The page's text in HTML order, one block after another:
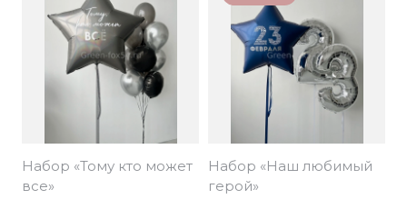
Набор «Тому кто может
все»
Набор «Наш любимый
герой»